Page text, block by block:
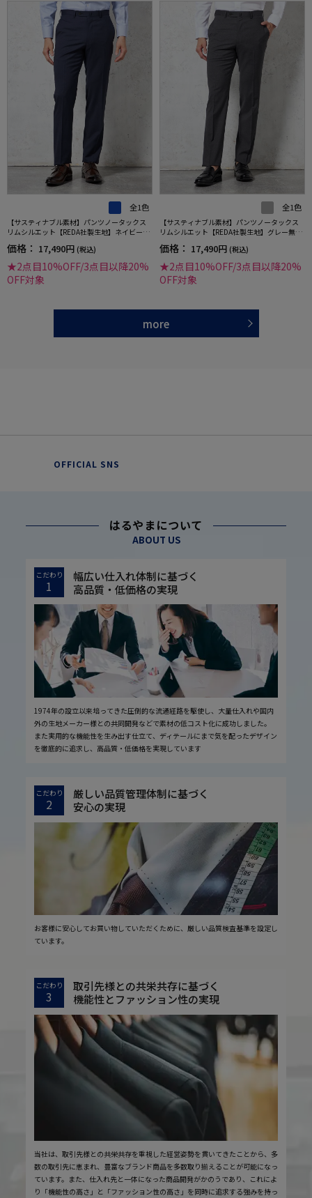
全1色
【サスティナブル素材】パンツノータックス
リムシルエット【REDA社製生地】ネイビー無
地STOVEL&MASON
価格： 17,490円 (税込)
★2点目10%OFF/3点目以降20%
OFF対象
全1色
【サスティナブル素材】パンツノータックス
リムシルエット【REDA社製生地】グレー無地
STOVEL&MASON
価格： 17,490円 (税込)
★2点目10%OFF/3点目以降20%
OFF対象
more
OFFICIAL SNS
はるやまについて
ABOUT US
こだわり
1
幅広い仕入れ体制に基づく
高品質・低価格の実現
1974年の設立以来培ってきた圧倒的な流通経路を駆使し、大量仕入れや国内
外の生地メーカー様との共同開発などで素材の低コスト化に成功しました。
また実用的な機能性を生み出す仕立て、ディテールにまで気を配ったデザイン
を徹底的に追求し、高品質・低価格を実現しています
こだわり
2
厳しい品質管理体制に基づく
安心の実現
お客様に安心してお買い物していただくために、厳しい品質検査基準を設定し
ています。
こだわり
3
取引先様との共栄共存に基づく
機能性とファッション性の実現
当社は、取引先様との共栄共存を重視した経営姿勢を貫いてきたことから、多
数の取引先に恵まれ、豊富なブランド商品を多数取り揃えることが可能になっ
ています。また、仕入れ先と一体になった商品開発がかのうであり、これによ
り「機能性の高さ」と「ファッション性の高さ」を同時に追求する強みを持っ